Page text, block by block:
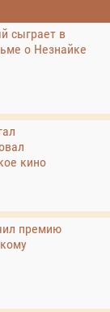
сыграет в
о Незнайке
кино
премию